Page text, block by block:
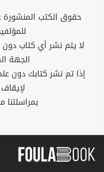
حقوق الكتب
لا يتم نشر أي كتاب
الجهة
إذا تم نشر كتابك دون